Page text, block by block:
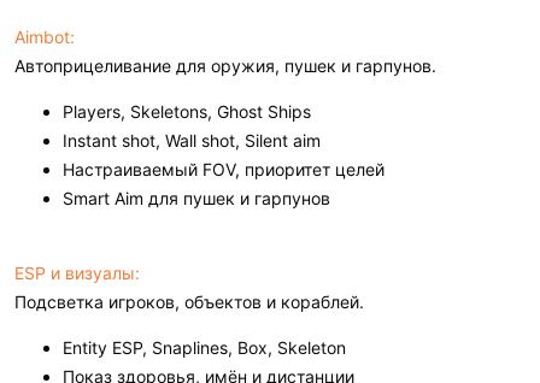
Aimbot:
Автоприцеливание для оружия, пушек и гарпунов.
Players, Skeletons, Ghost Ships
Instant shot, Wall shot, Silent aim
Настраиваемый FOV, приоритет целей
Smart Aim для пушек и гарпунов
ESP и визуалы:
Подсветка игроков, объектов и кораблей.
Entity ESP, Snaplines, Box, Skeleton
Показ здоровья, имён и дистанции